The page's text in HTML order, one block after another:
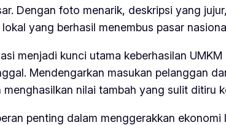
Dengan foto menarik, deskripsi yang
lokal yang berhasil menembus pasar
menjadi kunci utama keberhasilan
Mendengarkan masukan pelanggan
nilai tambah yang sulit ditiru
penting dalam menggerakkan